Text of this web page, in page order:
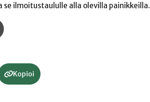
ilmoitustaululle alla olevilla painikkeilla.
Kopioi